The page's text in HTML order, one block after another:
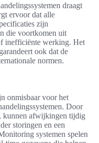
draagt
ervoor dat alle
zijn
die voortkomen uit
inefficiënte werking. Het
ook dat de
normen.
onmisbaar voor het
Door
kunnen afwijkingen tijdig
storingen en een
systemen spelen